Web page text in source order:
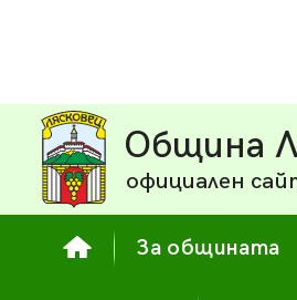
Община
официален
За общината